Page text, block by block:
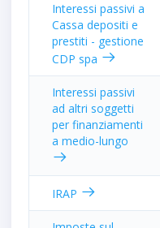
Interessi passivi a
Cassa depositi e
prestiti - gestione
CDP spa
Interessi passivi
ad altri soggetti
per finanziamenti
a medio-lungo
IRAP